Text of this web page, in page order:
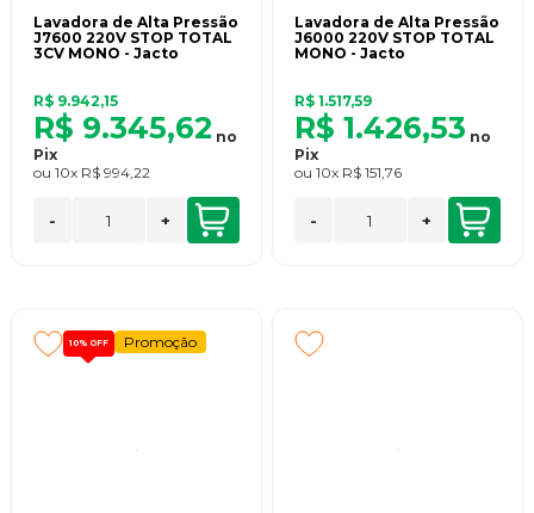
Lavadora de Alta Pressão
J7600 220V STOP TOTAL
3CV MONO - Jacto
R$ 9.942,15
R$ 9.345,62 no
Pix
ou 10x R$ 994,22
- +
Lavadora de Alta Pressão
J6000 220V STOP TOTAL
MONO - Jacto
R$ 1.517,59
R$ 1.426,53 no
Pix
ou 10x R$ 151,76
- +
10% OFF Promoção